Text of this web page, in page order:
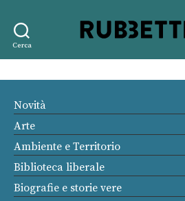
Cerca
Novità
Arte
Ambiente e Territorio
Biblioteca liberale
Biografie e storie vere